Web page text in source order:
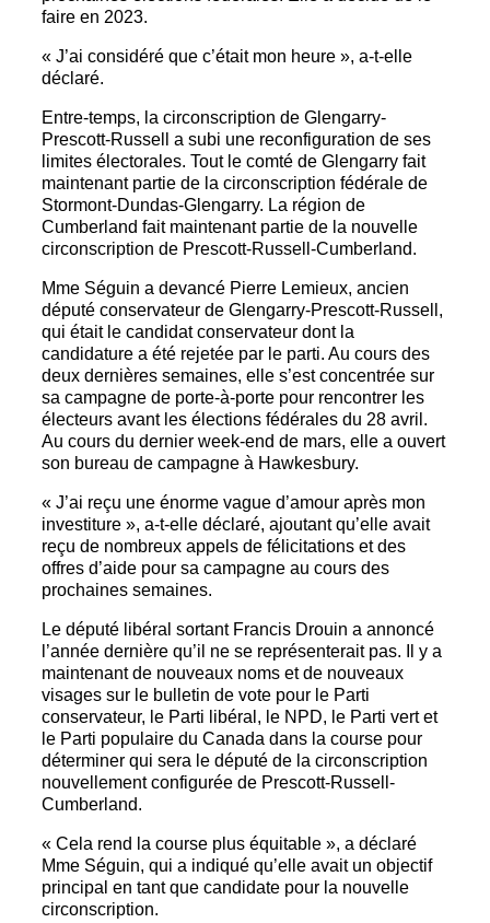
faire en 2023.
« J’ai considéré que c’était mon heure », a-t-elle
déclaré.
Entre-temps, la circonscription de Glengarry-
Prescott-Russell a subi une reconfiguration de ses
limites électorales. Tout le comté de Glengarry fait
maintenant partie de la circonscription fédérale de
Stormont-Dundas-Glengarry. La région de
Cumberland fait maintenant partie de la nouvelle
circonscription de Prescott-Russell-Cumberland.
Mme Séguin a devancé Pierre Lemieux, ancien
député conservateur de Glengarry-Prescott-Russell,
qui était le candidat conservateur dont la
candidature a été rejetée par le parti. Au cours des
deux dernières semaines, elle s’est concentrée sur
sa campagne de porte-à-porte pour rencontrer les
électeurs avant les élections fédérales du 28 avril.
Au cours du dernier week-end de mars, elle a ouvert
son bureau de campagne à Hawkesbury.
« J’ai reçu une énorme vague d’amour après mon
investiture », a-t-elle déclaré, ajoutant qu’elle avait
reçu de nombreux appels de félicitations et des
offres d’aide pour sa campagne au cours des
prochaines semaines.
Le député libéral sortant Francis Drouin a annoncé
l’année dernière qu’il ne se représenterait pas. Il y a
maintenant de nouveaux noms et de nouveaux
visages sur le bulletin de vote pour le Parti
conservateur, le Parti libéral, le NPD, le Parti vert et
le Parti populaire du Canada dans la course pour
déterminer qui sera le député de la circonscription
nouvellement configurée de Prescott-Russell-
Cumberland.
« Cela rend la course plus équitable », a déclaré
Mme Séguin, qui a indiqué qu’elle avait un objectif
principal en tant que candidate pour la nouvelle
circonscription.